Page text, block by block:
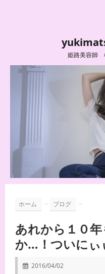
姫路美容師
ホーム > ブログ >
あれから１０
か…！ついにぃ
2016/04/02